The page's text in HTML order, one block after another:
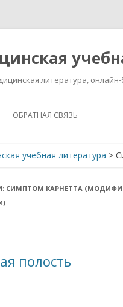
литература,
ОБРАТНАЯ СВЯЗЬ
учебная литература >
СИМПТОМ КАРНЕТТА
полость